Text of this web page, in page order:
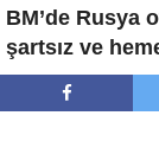
BM’de Rusya
şartsız ve